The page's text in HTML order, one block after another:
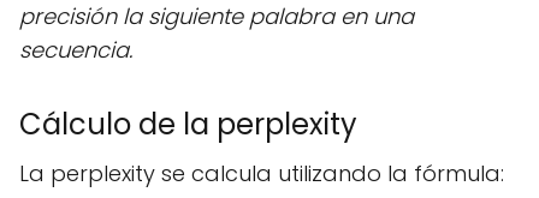
precisión la siguiente palabra en una
secuencia.
Cálculo de la perplexity
La perplexity se calcula utilizando la fórmula: